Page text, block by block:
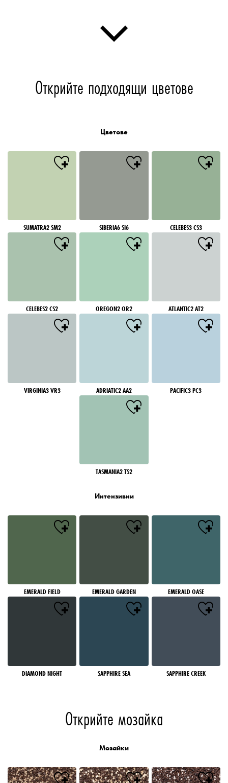
Открийте подходящи цветове
Цветове
SUMATRA2 SM2 SIBERIA6 SI6 CELEBES3 CS3
CELEBES2 CS2 OREGON2 OR2 ATLANTIC2 AT2
VIRGINIA3 VR3 ADRIATIC2 AA2 PACIFIC3 PC3
TASMANIA2 TS2
Интензивни
EMERALD FIELD EMERALD GARDEN EMERALD OASE
DIAMOND NIGHT SAPPHIRE SEA SAPPHIRE CREEK
Открийте мозайка
Мозайки